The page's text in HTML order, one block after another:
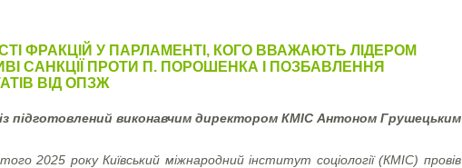
ФРАКЦІЙ У ПАРЛАМЕНТІ, КОГО ВВАЖАЮТЬ ЛІДЕРОМ
САНКЦІЇ ПРОТИ П. ПОРОШЕНКА І ПОЗБАВЛЕННЯ
ВІД ОПЗЖ
підготовлений виконавчим директором КМІС Антоном Грушецьким
2025 року Київський міжнародний інститут соціології (КМІС) провів